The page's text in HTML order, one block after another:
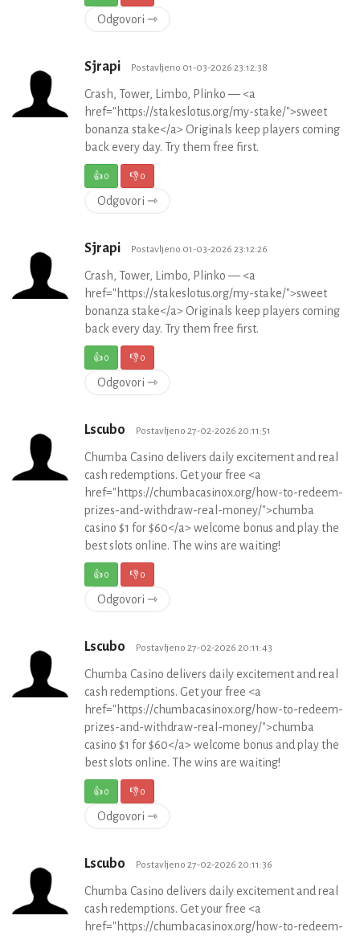
Odgovori ⇾
Sjrapi Postavljeno 01-03-2026 23:12:38
Crash, Tower, Limbo, Plinko — <a
href="https://stakeslotus.org/my-stake/">sweet
bonanza stake</a> Originals keep players coming
back every day. Try them free first.
👍0 👎0
Odgovori ⇾
Sjrapi Postavljeno 01-03-2026 23:12:26
Crash, Tower, Limbo, Plinko — <a
href="https://stakeslotus.org/my-stake/">sweet
bonanza stake</a> Originals keep players coming
back every day. Try them free first.
👍0 👎0
Odgovori ⇾
Lscubo Postavljeno 27-02-2026 20:11:51
Chumba Casino delivers daily excitement and real
cash redemptions. Get your free <a
href="https://chumbacasinox.org/how-to-redeem-
prizes-and-withdraw-real-money/">chumba
casino $1 for $60</a> welcome bonus and play the
best slots online. The wins are waiting!
👍0 👎0
Odgovori ⇾
Lscubo Postavljeno 27-02-2026 20:11:43
Chumba Casino delivers daily excitement and real
cash redemptions. Get your free <a
href="https://chumbacasinox.org/how-to-redeem-
prizes-and-withdraw-real-money/">chumba
casino $1 for $60</a> welcome bonus and play the
best slots online. The wins are waiting!
👍0 👎0
Odgovori ⇾
Lscubo Postavljeno 27-02-2026 20:11:36
Chumba Casino delivers daily excitement and real
cash redemptions. Get your free <a
href="https://chumbacasinox.org/how-to-redeem-